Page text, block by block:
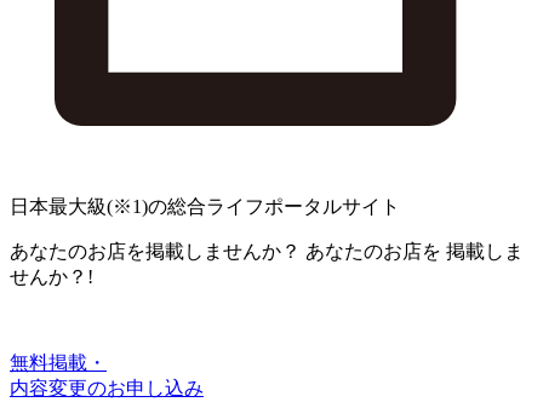
日本最大級(※1)の総合ライフポータルサイト
あなたのお店を掲載しませんか？ あなたのお店を 掲載しま
せんか？!
無料掲載・
内容変更のお申し込み